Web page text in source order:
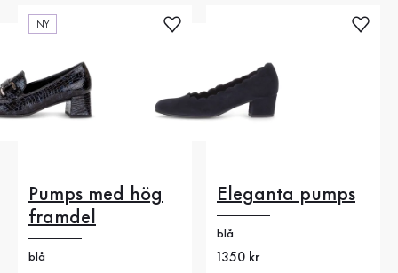
NY
Pumps med hög
framdel
blå
Eleganta pumps
blå
Nytt pris
1350 kr